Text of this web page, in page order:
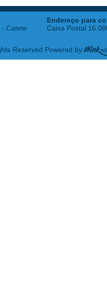
Catete
Endereço para
Caixa Postal
Reserved Powered by: